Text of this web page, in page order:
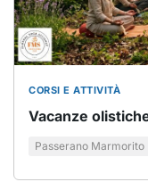
CORSI E ATTIVITÀ
Vacanze
Passerano Marmorito